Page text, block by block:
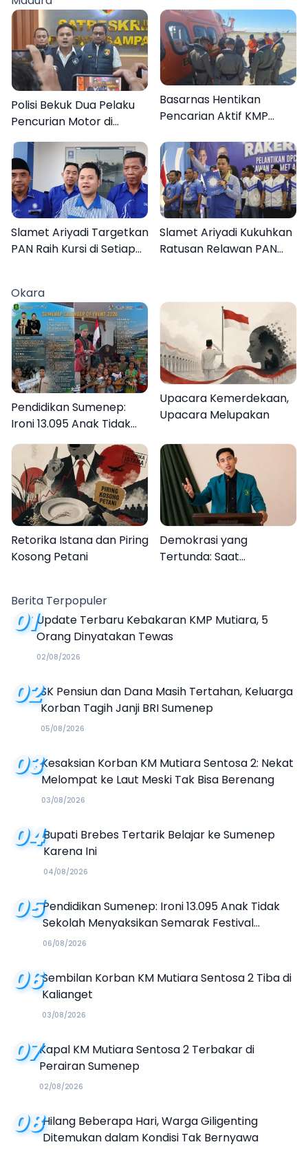
Polisi Bekuk Dua Pelaku
Pencurian Motor di
Bajrasokah Sampang
Basarnas Hentikan
Pencarian Aktif KMP
Orang Masih Hilang
Slamet Ariyadi Targetkan
PAN Raih Kursi di Setiap
Slamet Ariyadi Kukuhkan
Ratusan Relawan PAN
Rakyat
Okara
Pendidikan Sumenep:
Ironi 13.095 Anak Tidak
Sekolah Menyaksikan
Semarak Festival
Kalender Event 2026
Upacara Kemerdekaan,
Upacara Melupakan
Retorika Istana dan Piring
Kosong Petani
Demokrasi yang
Tertunda: Saat
Berita Terpopuler
01Update Terbaru Kebakaran KMP Mutiara, 5
Orang Dinyatakan Tewas
02/08/2026
02SK Pensiun dan Dana Masih Tertahan, Keluarga
Korban Tagih Janji BRI Sumenep
05/08/2026
03Kesaksian Korban KM Mutiara Sentosa 2: Nekat
Melompat ke Laut Meski Tak Bisa Berenang
03/08/2026
04Bupati Brebes Tertarik Belajar ke Sumenep
Karena Ini
04/08/2026
05Pendidikan Sumenep: Ironi 13.095 Anak Tidak
Sekolah Menyaksikan Semarak Festival
Kalender Event 2026
06/08/2026
06Sembilan Korban KM Mutiara Sentosa 2 Tiba di
Kalianget
03/08/2026
07Kapal KM Mutiara Sentosa 2 Terbakar di
Perairan Sumenep
02/08/2026
08Hilang Beberapa Hari, Warga Giligenting
Ditemukan dalam Kondisi Tak Bernyawa